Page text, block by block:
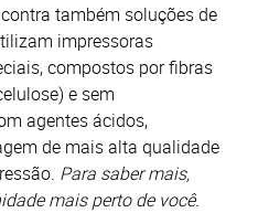
também soluções de
impressoras
compostos por fibras
e sem
agentes ácidos,
de mais alta qualidade
Para saber mais,
mais perto de você.